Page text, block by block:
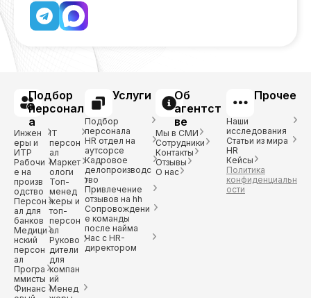
Подбор
персонал
а
Инжен
еры и
ИТР
Рабочи
е на
произв
одство
Персон
ал для
банков
Медици
нский
персон
ал
Програ
ммисты
Финанс
IT
персон
ал
Маркет
ологи
Топ-
менед
жеры и
топ-
персон
ал
Руково
дители
для
компан
ий
Менед
Услуги
Подбор
персонала
HR отдел на
аутсорсе
Кадровое
делопроизводс
тво
Привлечение
отзывов на hh
Сопровождени
е команды
после найма
Час с HR-
директором
Об
агентст
ве
Мы в СМИ
Сотрудники
Контакты
Отзывы
О нас
Прочее
Наши
исследования
Статьи из мира
HR
Кейсы
Политика
конфиденциальн
ости